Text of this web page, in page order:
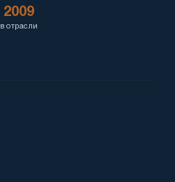
2009
в отрасли